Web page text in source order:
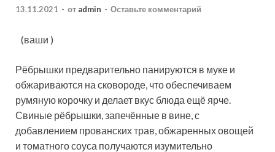
13.11.2021 - от admin - Оставьте комментарий
(ваши )
Рёбрышки предварительно панируются в муке и
обжариваются на сковороде, что обеспечиваем
румяную корочку и делает вкус блюда ещё ярче.
Свиные рёбрышки, запечённые в вине, с
добавлением прованских трав, обжаренных овощей
и томатного соуса получаются изумительно